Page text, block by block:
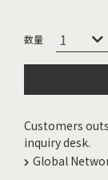
Customers
inquiry desk.
Global